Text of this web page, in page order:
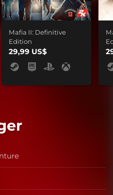
Mafia II: Definitive
Edition
29,99 US$